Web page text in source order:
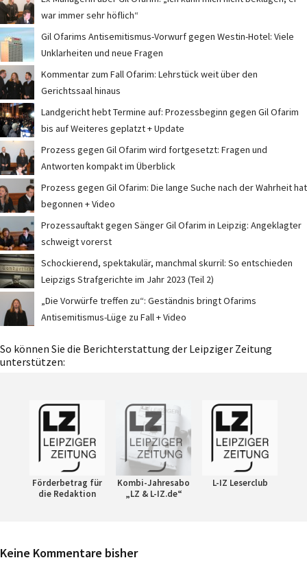
war immer sehr höflich“
Gil Ofarims Antisemitismus-Vorwurf gegen Westin-Hotel: Viele
Unklarheiten und neue Fragen
Kommentar zum Fall Ofarim: Lehrstück weit über den
Gerichtssaal hinaus
Landgericht hebt Termine auf: Prozessbeginn gegen Gil Ofarim
bis auf Weiteres geplatzt + Update
Prozess gegen Gil Ofarim wird fortgesetzt: Fragen und
Antworten kompakt im Überblick
Prozess gegen Gil Ofarim: Die lange Suche nach der Wahrheit hat
begonnen + Video
Prozessauftakt gegen Sänger Gil Ofarim in Leipzig: Angeklagter
schweigt vorerst
Schockierend, spektakulär, manchmal skurril: So entschieden
Leipzigs Strafgerichte im Jahr 2023 (Teil 2)
„Die Vorwürfe treffen zu“: Geständnis bringt Ofarims
Antisemitismus-Lüge zu Fall + Video
So können Sie die Berichterstattung der Leipziger Zeitung
unterstützen:
Förderbetrag für
die Redaktion
Kombi-Jahresabo
„LZ & L-IZ.de“
L-IZ Leserclub
Keine Kommentare bisher